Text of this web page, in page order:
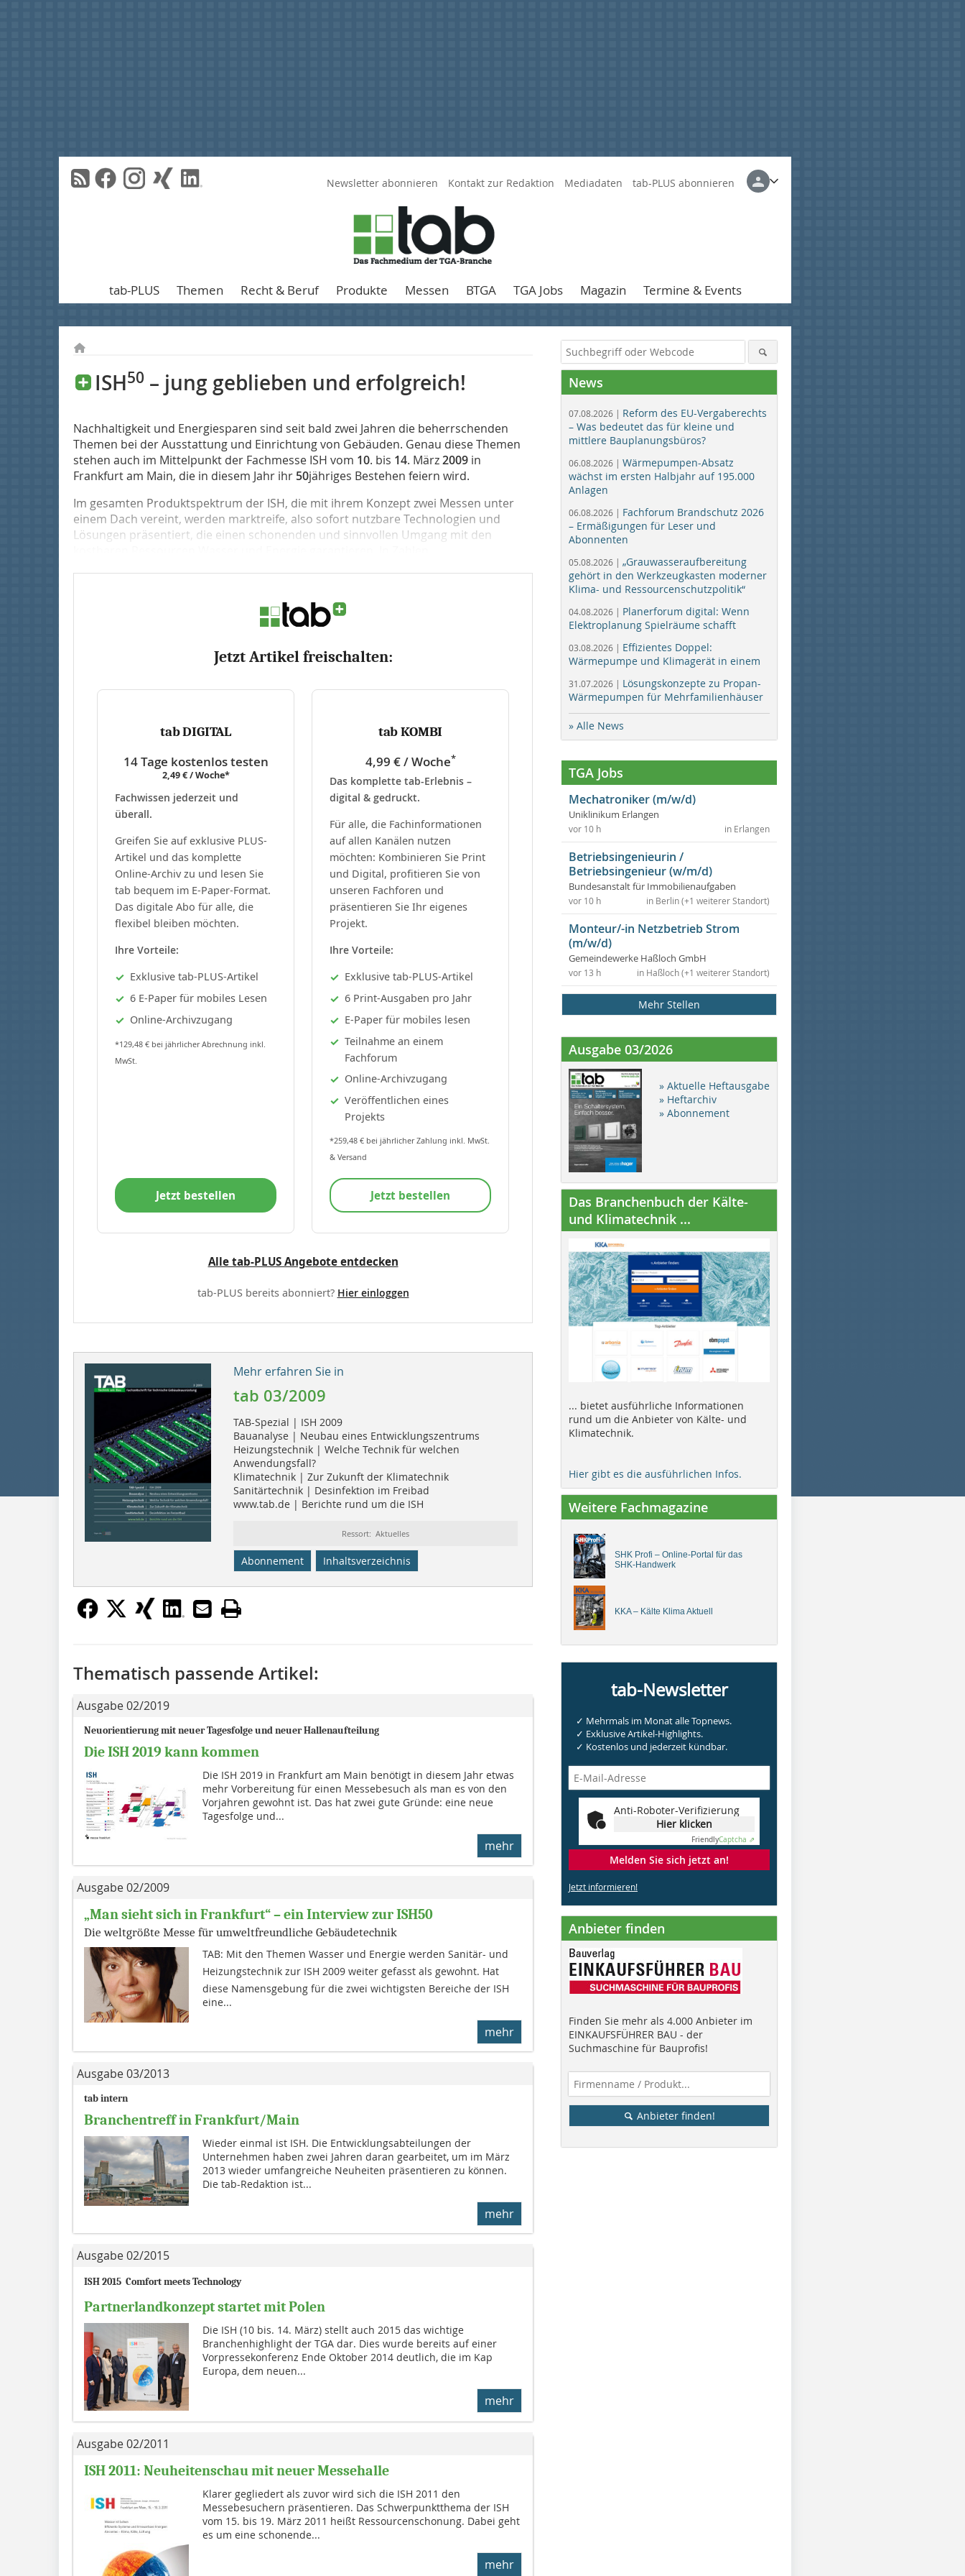
Newsletter abonnieren Kontakt zur Redaktion Mediadaten tab-PLUS abonnieren
tab-PLUS Themen Recht & Beruf Produkte Messen BTGA TGA Jobs Magazin Termine & Events
ISH50 – jung geblieben und erfolgreich!
Nachhaltigkeit und Energiesparen sind seit bald zwei Jahren die beherrschenden
Themen bei der Ausstattung und Einrichtung von Gebäuden. Genau diese Themen
stehen auch im Mittelpunkt der Fachmesse ISH vom 10. bis 14. März2009 in
Frankfurt am Main, die in diesem Jahr ihr 50jähriges Bestehen feiern wird.
Im gesamten Produktspektrum der ISH, die mit ihrem Konzept zwei Messen unter
einem Dach vereint, werden marktreife, also sofort nutzbare Technologien und
Lösungen präsentiert, die einen schonenden und sinnvollen Umgang mit den
Jetzt Artikel freischalten:
tab DIGITAL
14 Tage kostenlos testen
2,49 € / Woche*
Fachwissen jederzeit und
überall.
Greifen Sie auf exklusive PLUS-
Artikel und das komplette
Online-Archiv zu und lesen Sie
tab bequem im E-Paper-Format.
Das digitale Abo für alle, die
flexibel bleiben möchten.
Ihre Vorteile:
Exklusive tab-PLUS-Artikel
6 E-Paper für mobiles Lesen
Online-Archivzugang
*129,48 € bei jährlicher Abrechnung inkl.
MwSt.
Jetzt bestellen
tab KOMBI
4,99 € / Woche*
Das komplette tab-Erlebnis –
digital & gedruckt.
Für alle, die Fachinformationen
auf allen Kanälen nutzen
möchten: Kombinieren Sie Print
und Digital, profitieren Sie von
unseren Fachforen und
präsentieren Sie Ihr eigenes
Projekt.
Ihre Vorteile:
Exklusive tab-PLUS-Artikel
6 Print-Ausgaben pro Jahr
E-Paper für mobiles lesen
Teilnahme an einem
Fachforum
Online-Archivzugang
Veröffentlichen eines
Projekts
*259,48 € bei jährlicher Zahlung inkl. MwSt.
& Versand
Jetzt bestellen
Alle tab-PLUS Angebote entdecken
tab-PLUS bereits abonniert? Hier einloggen
Mehr erfahren Sie in
tab 03/2009
TAB-Spezial | ISH 2009
Bauanalyse | Neubau eines Entwicklungszentrums
Heizungstechnik | Welche Technik für welchen
Anwendungsfall?
Klimatechnik | Zur Zukunft der Klimatechnik
Sanitärtechnik | Desinfektion im Freibad
www.tab.de | Berichte rund um die ISH
Ressort: Aktuelles
Abonnement Inhaltsverzeichnis
Thematisch passende Artikel:
Ausgabe 02/2019
Neuorientierung mit neuer Tagesfolge und neuer Hallenaufteilung
Die ISH 2019 kann kommen
Die ISH 2019 in Frankfurt am Main benötigt in diesem Jahr etwas
mehr Vorbereitung für einen Messebesuch als man es von den
Vorjahren gewohnt ist. Das hat zwei gute Gründe: eine neue
Tagesfolge und...
mehr
Ausgabe 02/2009
„Man sieht sich in Frankfurt“ – ein Interview zur ISH50
Die weltgrößte Messe für umweltfreundliche Gebäudetechnik
TAB: Mit den Themen Wasser und Energie werden Sanitär- und
Heizungstechnik zur ISH 2009 weiter gefasst als gewohnt. Hat
diese Namensgebung für die zwei wich­tigsten Bereiche der ISH
eine...
mehr
Ausgabe 03/2013
tab intern
Branchentreff in Frankfurt/Main
Wieder einmal ist ISH. Die Entwicklungsabteilungen der
Unternehmen haben zwei Jahren daran gearbeitet, um im März
2013 wieder umfangreiche Neuheiten präsentieren zu können.
Die tab-Redaktion ist...
mehr
Ausgabe 02/2015
ISH 2015  Comfort meets Technology
Partnerlandkonzept startet mit Polen
Die ISH (10 bis. 14. März) stellt auch 2015 das wichtige
Branchenhighlight der TGA dar. Dies wurde bereits auf einer
Vorpressekonferenz Ende Oktober 2014 deutlich, die im Kap
Europa, dem neuen...
mehr
Ausgabe 02/2011
ISH 2011: Neuheitenschau mit neuer Messehalle
Klarer gegliedert als zuvor wird sich die ISH 2011 den
Messebesuchern präsentieren. Das Schwerpunktthema der ISH
vom 15. bis 19. März 2011 heißt Ressourcenschonung. Dabei geht
es um eine schonende...
mehr
News
07.08.2026 | Reform des EU-Vergaberechts
– Was bedeutet das für kleine und
mittlere Bauplanungsbüros?
06.08.2026 | Wärmepumpen-Absatz
wächst im ersten Halbjahr auf 195.000
Anlagen
06.08.2026 | Fachforum Brandschutz 2026
– Ermäßigungen für Leser und
Abonnenten
05.08.2026 | „Grauwasseraufbereitung
gehört in den Werkzeugkasten moderner
Klima- und Ressourcenschutzpolitik“
04.08.2026 | Planerforum digital: Wenn
Elektroplanung Spielräume schafft
03.08.2026 | Effizientes Doppel:
Wärmepumpe und Klimagerät in einem
31.07.2026 | Lösungskonzepte zu Propan-
Wärmepumpen für Mehrfamilienhäuser
» Alle News
TGA Jobs
Mechatroniker (m/w/d)
Uniklinikum Erlangen
in Erlangen
vor 10 h
Betriebsingenieurin /
Betriebsingenieur (w/m/d)
Bundesanstalt für Immobilienaufgaben
in Berlin (+1 weiterer Standort)
vor 10 h
Monteur/-in Netzbetrieb Strom
(m/w/d)
Gemeindewerke Haßloch GmbH
in Haßloch (+1 weiterer Standort)
vor 13 h
Mehr Stellen
Ausgabe 03/2026
» Aktuelle Heftausgabe
» Heftarchiv
» Abonnement
Das Branchenbuch der Kälte-
und Klimatechnik ...
... bietet ausführliche Informationen
rund um die Anbieter von Kälte- und
Klimatechnik.
Hier gibt es die ausführlichen Infos.
Weitere Fachmagazine
SHK Profi – Online-Portal für das
SHK-Handwerk
KKA – Kälte Klima Aktuell
tab-Newsletter
✓ Mehrmals im Monat alle Topnews.
✓ Exklusive Artikel-Highlights.
✓ Kostenlos und jederzeit kündbar.
Anti-Roboter-Verifizierung
Hier klicken
FriendlyCaptcha ⇗
Melden Sie sich jetzt an!
Jetzt informieren!
Anbieter finden
Finden Sie mehr als 4.000 Anbieter im
EINKAUFSFÜHRER BAU - der
Suchmaschine für Bauprofis!
Anbieter finden!